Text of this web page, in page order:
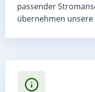
passender
übernehmen